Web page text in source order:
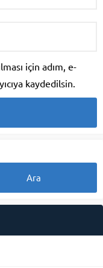
için adım, e-
kaydedilsin.